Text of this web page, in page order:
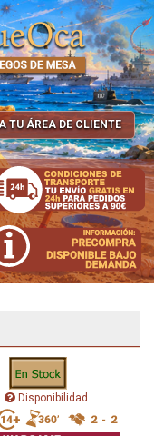
TU ÁREA DE CLIENTE
Disponibilidad